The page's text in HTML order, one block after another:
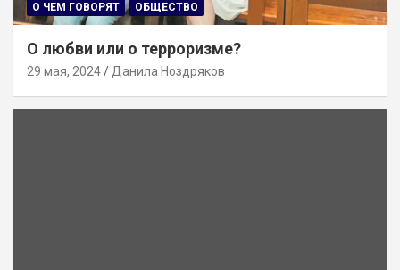
О ЧЕМ ГОВОРЯТ ОБЩЕСТВО
О любви или о терроризме?
29 мая, 2024 Данила Ноздряков